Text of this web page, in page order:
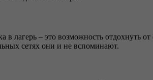
в лагерь – это возможность отдохнуть
сетях они и не вспоминают.